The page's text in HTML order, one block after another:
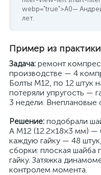
—
лет.
Пример из практики
Задача: ремонт
производстве — 4
Болты M12, по 12 штук
потеряли упругость —
3 недели. Внеплановые
Решение: подобрали
А M12 (12.2×18×3 мм) —
каждую гайку — 48
сборки: плоская шайба
гайку. Затяжка
контролем момента.